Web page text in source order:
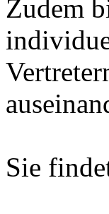
Zudem
Sie